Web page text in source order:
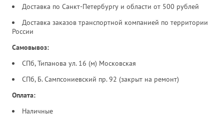
Доставка по Санкт-Петербургу и области от 500 рублей
Доставка заказов транспортной компанией по территории
России
Самовывоз:
СПб, Типанова ул. 16 (м) Московская
СПб, Б. Сампсониевский пр. 92 (закрыт на ремонт)
Оплата:
Наличные